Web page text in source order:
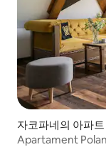
자코파네의 아파트
Apartament